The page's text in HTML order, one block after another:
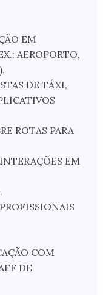
EM
AEROPORTO,
DE TÁXI,
ROTAS PARA
EM
COM
DE